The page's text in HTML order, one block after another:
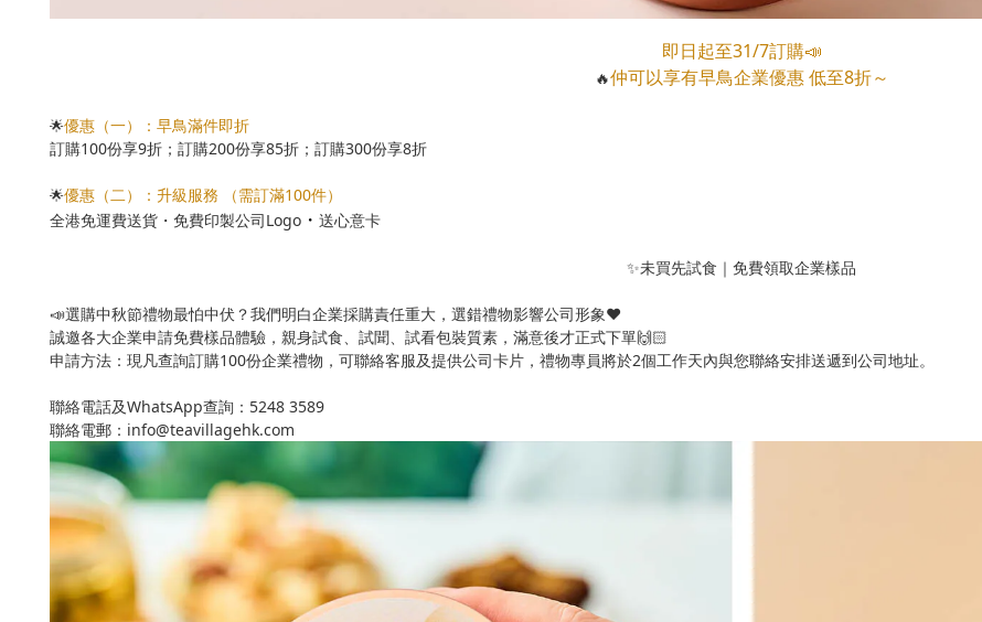
即日起至31/7訂購📣
🔥仲可以享有早鳥企業優惠 低至8折～
🌟優惠（一）：早鳥滿件即折
訂購100份享9折；訂購200份享85折；訂購300份享8折
🌟優惠（二）：升級服務 （需訂滿100件）
全港免運費送貨・免費印製公司Logo ・ 送心意卡
✨未買先試食｜免費領取企業樣品
📣選購中秋節禮物最怕中伏？我們明白企業採購責任重大，選錯禮物影響公司形象❤️
誠邀各大企業申請免費樣品體驗，親身試食、試聞、試看包裝質素，滿意後才正式下單🙌🏻
申請方法：現凡查詢訂購100份企業禮物，可聯絡客服及提供公司卡片，禮物專員將於2個工作天內與您聯絡安排送遞到公司地址。
聯絡電話及WhatsApp查詢：5248 3589
聯絡電郵：info@teavillagehk.com